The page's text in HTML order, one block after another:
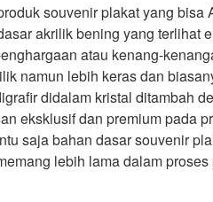
souvenir plakat yang bisa
akrilik bening yang terlihat
atau kenang-
namun lebih keras dan
didalam kristal ditambah
eksklusif dan premium pada
saja bahan dasar souvenir
lebih lama dalam